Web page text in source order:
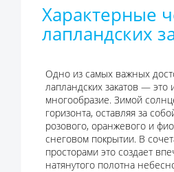
Характерные
лапландских
Одно из самых важных
лапландских закатов — это
многообразие. Зимой
горизонта, оставляя за
розового, оранжевого и
снеговом покрытии. В
просторами это создает
натянутого полотна